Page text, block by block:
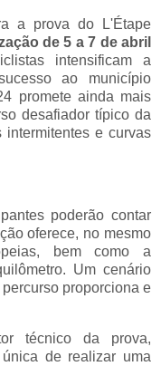
a prova do L'Étape
de 5 a 7 de abril
intensificam a
ao município
promete ainda mais
desafiador típico da
intermitentes e curvas
poderão contar
oferece, no mesmo
bem como a
Um cenário
percurso proporciona e
técnico da prova,
de realizar uma